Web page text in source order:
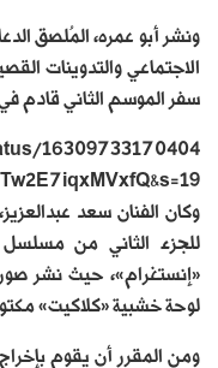
ونشر أبو عمره، المُلصق
سفر الموسم الثاني قادم
16309733170404
وكان الفنان سعد
للجزء الثاني من
«إنستغرام»، حيث نشر
لوحة خشبية «كلاكيت»
ومن المقرر أن يقوم